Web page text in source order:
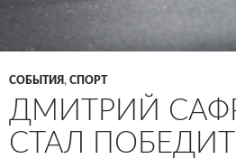
СОБЫТИЯ, СПОРТ
ДМИТРИЙ
СТАЛ